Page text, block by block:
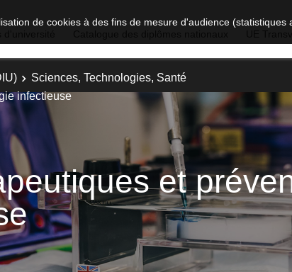
de cookies à des fins de mesure d'audience (statistiques
Sciences, Technologies, Santé
infectieuse
et